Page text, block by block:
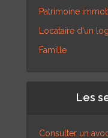
Patrimoine
Locataire d'un
Famille
Les
Consulter un